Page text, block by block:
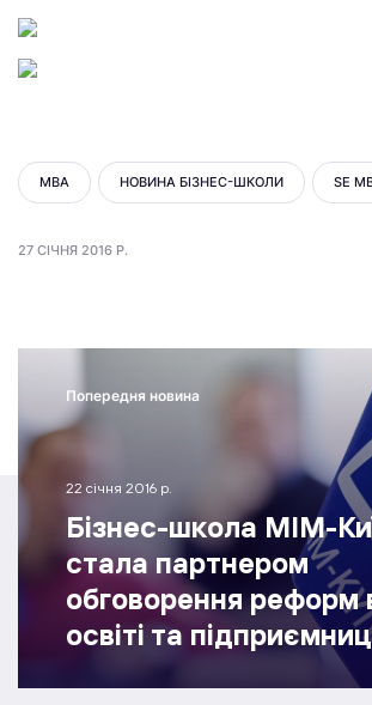
MBA НОВИНА БІЗНЕС-ШКОЛИ SE
27 СІЧНЯ 2016 Р.
Попередня новина
22 січня 2016 р.
Бізнес-школа МІМ-
стала партнером
обговорення реформ
освіті та